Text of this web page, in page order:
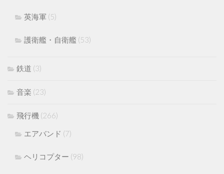
英海軍 (5)
護衛艦・自衛艦 (53)
鉄道 (3)
音楽 (23)
飛行機 (266)
エアバンド (7)
ヘリコプター (98)